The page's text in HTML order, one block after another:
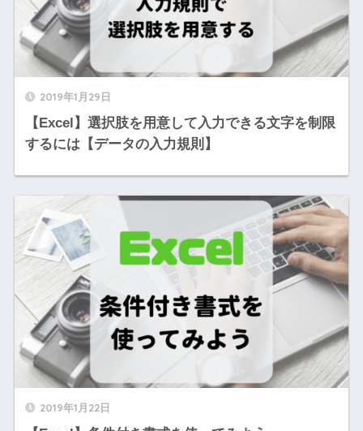
2019年1月29日
【Excel】選択肢を用意して入力できる文字を制限
するには【データの入力規則】
2019年1月22日